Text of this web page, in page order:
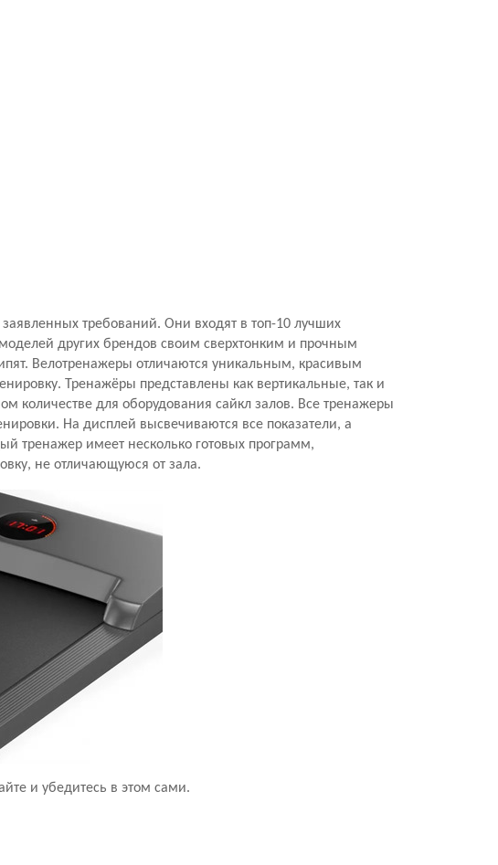
требований. Они входят в топ-10 лучших
других брендов своим сверхтонким и прочным
Велотренажеры отличаются уникальным, красивым
Тренажёры представлены как вертикальные, так и
количестве для оборудования сайкл залов. Все тренажеры
На дисплей высвечиваются все показатели, а
тренажер имеет несколько готовых программ,
не отличающуюся от зала.
и убедитесь в этом сами.